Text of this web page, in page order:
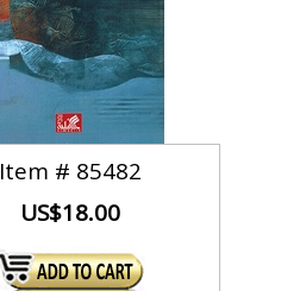
Item # 85482
US$18.00